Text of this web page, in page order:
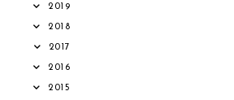
2019
2018
2017
2016
2015